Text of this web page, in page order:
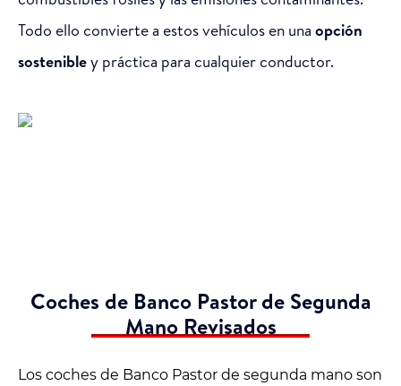
Todo ello convierte a estos vehículos en una opción
sostenibley práctica para cualquier conductor.
Coches de Banco Pastor de Segunda
Mano Revisados
Los coches de Banco Pastor de segunda mano son